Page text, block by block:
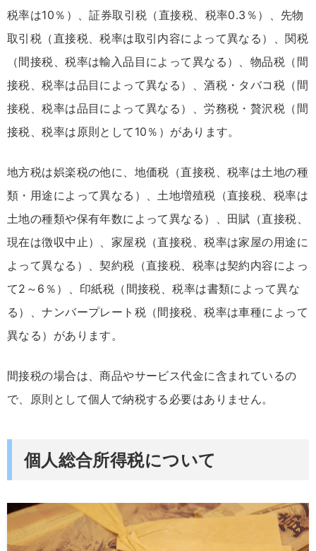
税率は10％）、証券取引税（直接税、税率0.3％）、先物
取引税（直接税、税率は取引内容によって異なる）、関税
（間接税、税率は輸入品目によって異なる）、物品税（間
接税、税率は品目によって異なる）、酒税・タバコ税（間
接税、税率は品目によって異なる）、労務税・贅沢税（間
接税、税率は原則として10％）があります。
地方税は娯楽税の他に、地価税（直接税、税率は土地の種
類・用途によって異なる）、土地増殖税（直接税、税率は
土地の種類や保有年数によって異なる）、田賦（直接税、
現在は徴収中止）、家屋税（直接税、税率は家屋の用途に
よって異なる）、契約税（直接税、税率は契約内容によっ
て2～6％）、印紙税（間接税、税率は書類によって異な
る）、ナンバープレート税（間接税、税率は車種によって
異なる）があります。
間接税の場合は、商品やサービス代金に含まれているの
で、原則として個人で納税する必要はありません。
個人総合所得税について